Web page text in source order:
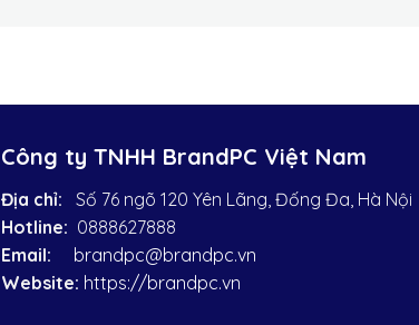
Công ty TNHH BrandPC Việt Nam
Địa chỉ: Số 76 ngõ 120 Yên Lãng, Đống Đa, Hà Nội
Hotline: 0888627888
Email:
brandpc@brandpc.vn
Website: https://brandpc.vn